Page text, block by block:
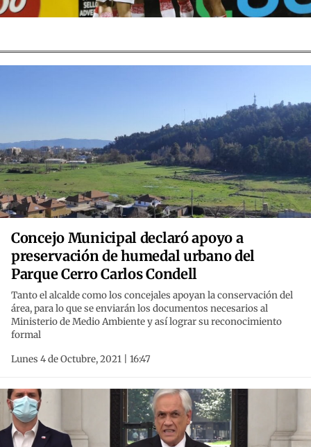
Concejo Municipal declaró apoyo a
preservación de humedal urbano del
Parque Cerro Carlos Condell
Tanto el alcalde como los concejales apoyan la conservación del
área, para lo que se enviarán los documentos necesarios al
Ministerio de Medio Ambiente y así lograr su reconocimiento
formal
Lunes 4 de Octubre, 2021 | 16:47